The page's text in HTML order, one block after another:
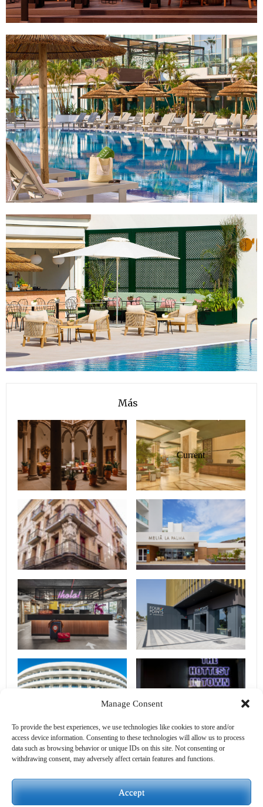
Manage Consent
To provide the best experiences, we use technologies like cookies to store and/or
access device information. Consenting to these technologies will allow us to process
data such as browsing behavior or unique IDs on this site. Not consenting or
withdrawing consent, may adversely affect certain features and functions.
Accept
Más
Current